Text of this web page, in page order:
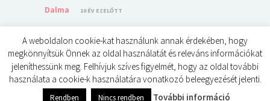
Dalma
10 ÉV EZELŐTT
© ÉDES KIS KÖNYVKRITIKÁK 2024
A weboldalon cookie-kat használunk annak érdekében, hogy
megkönnyítsük Önnek az oldal használatát és releváns információkat
jeleníthessünk meg. Felhívjuk szíves figyelmét, hogy az oldal további
használata a cookie-k használatára vonatkozó beleegyezését jelenti.
Rendben Nincs rendben További információ